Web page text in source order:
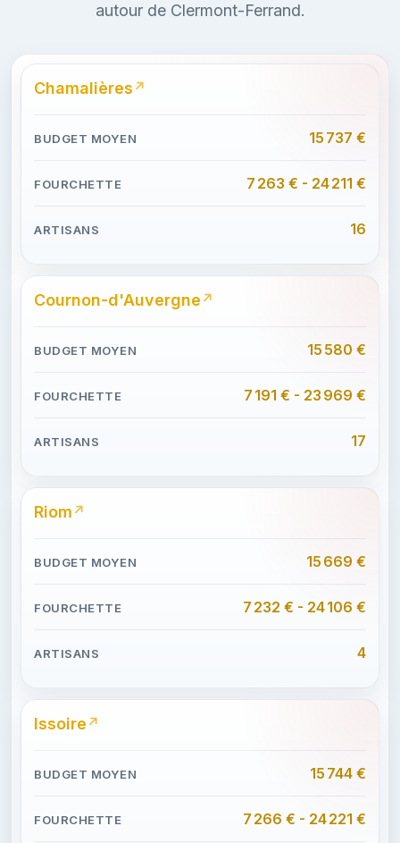
autour de Clermont-Ferrand.
Chamalières
15 737 €
7 263 € - 24 211 €
16
Cournon-d'Auvergne
15 580 €
7 191 € - 23 969 €
17
Riom
15 669 €
7 232 € - 24 106 €
4
Issoire
15 744 €
7 266 € - 24 221 €